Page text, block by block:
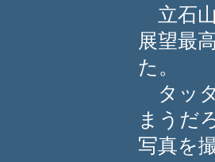
立石
展望最
た。
タッ
まうだ
写真を